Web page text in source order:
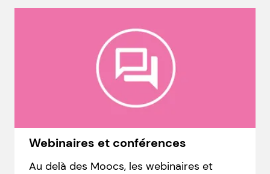
Webinaires et conférences
Au delà des Moocs, les webinaires et